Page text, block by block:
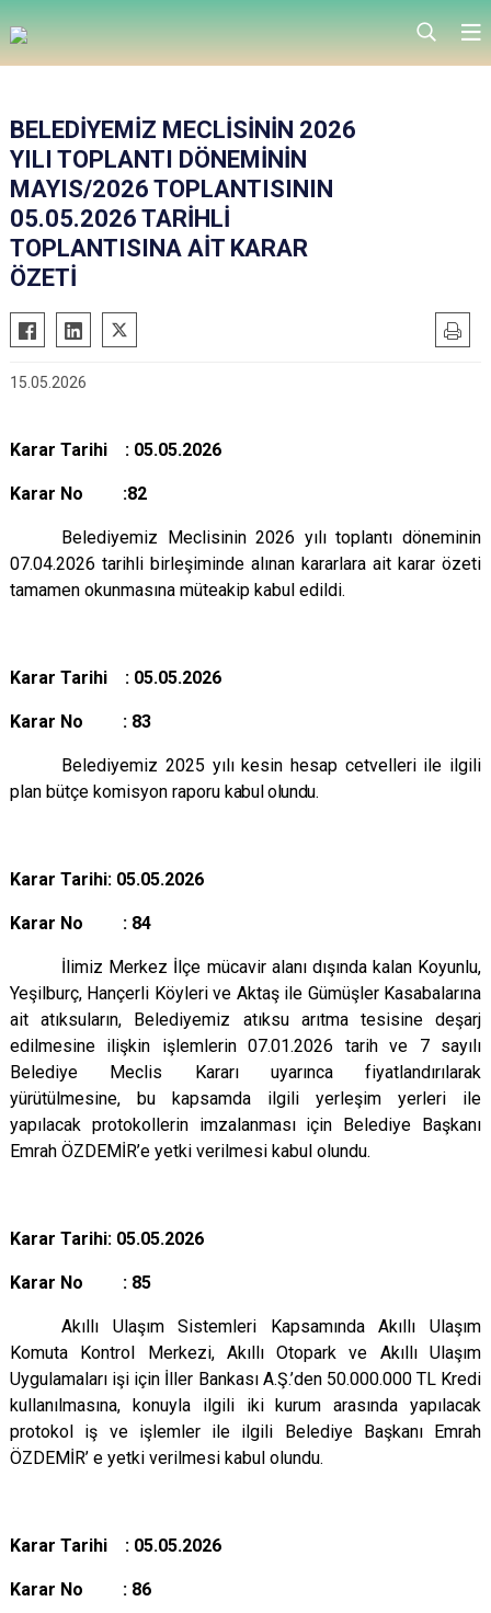
BELEDİYEMİZ MECLİSİNİN 2026
YILI TOPLANTI DÖNEMİNİN
MAYIS/2026 TOPLANTISININ
05.05.2026 TARİHLİ
TOPLANTISINA AİT KARAR
ÖZETİ
15.05.2026
Karar Tarihi : 05.05.2026
Karar No :82
Belediyemiz Meclisinin 2026 yılı toplantı döneminin
07.04.2026 tarihli birleşiminde alınan kararlara ait karar özeti
tamamen okunmasına müteakip kabul edildi.
Karar Tarihi : 05.05.2026
Karar No : 83
Belediyemiz 2025 yılı kesin hesap cetvelleri ile ilgili
plan bütçe komisyon raporu kabul olundu.
Karar Tarihi: 05.05.2026
Karar No : 84
İlimiz Merkez İlçe mücavir alanı dışında kalan Koyunlu,
Yeşilburç, Hançerli Köyleri ve Aktaş ile Gümüşler Kasabalarına
ait atıksuların, Belediyemiz atıksu arıtma tesisine deşarj
edilmesine ilişkin işlemlerin 07.01.2026 tarih ve 7 sayılı
Belediye Meclis Kararı uyarınca fiyatlandırılarak
yürütülmesine, bu kapsamda ilgili yerleşim yerleri ile
yapılacak protokollerin imzalanması için Belediye Başkanı
Emrah ÖZDEMİR’e yetki verilmesi kabul olundu.
Karar Tarihi: 05.05.2026
Karar No : 85
Akıllı Ulaşım Sistemleri Kapsamında Akıllı Ulaşım
Komuta Kontrol Merkezi, Akıllı Otopark ve Akıllı Ulaşım
Uygulamaları işi için İller Bankası A.Ş.’den 50.000.000 TL Kredi
kullanılmasına, konuyla ilgili iki kurum arasında yapılacak
protokol iş ve işlemler ile ilgili Belediye Başkanı Emrah
ÖZDEMİR’ e yetki verilmesi kabul olundu.
Karar Tarihi : 05.05.2026
Karar No : 86